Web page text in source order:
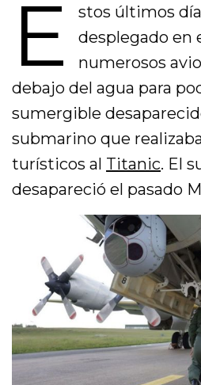
E
stos últimos
desplegado en
numerosos
debajo del agua para
sumergible
submarino que
turísticos al Titanic. El
desapareció el pasado